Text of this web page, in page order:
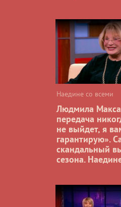
Наедине со всеми
Людмила
передача
не выйдет, я
гарантирую».
скандальный
сезона.